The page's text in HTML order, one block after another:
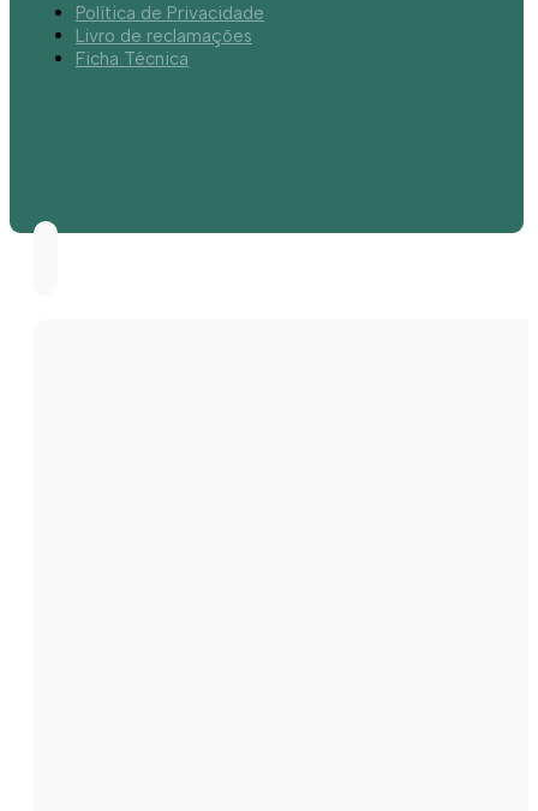
Política de Privacidade
Livro de reclamações
Ficha Técnica